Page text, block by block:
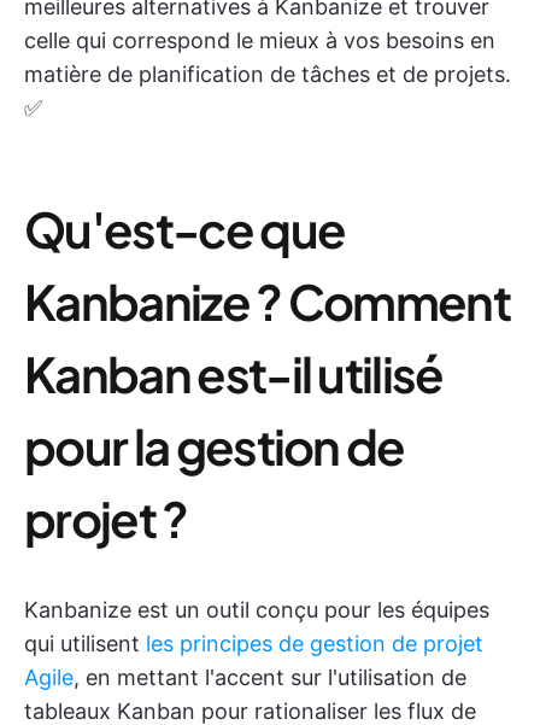
meilleures alternatives à Kanbanize et trouver
celle qui correspond le mieux à vos besoins en
matière de planification de tâches et de projets.
✅
Qu'est-ce que
Kanbanize ? Comment
Kanban est-il utilisé
pour la gestion de
projet ?
Kanbanize est un outil conçu pour les équipes
qui utilisent les principes de gestion de projet
Agile, en mettant l'accent sur l'utilisation de
tableaux Kanban pour rationaliser les flux de